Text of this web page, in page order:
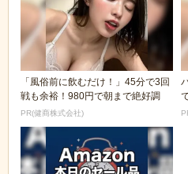
「風俗前に飲むだけ！」45分で3回
戦も余裕！980円で朝まで絶好調
PR(健商株式会社)